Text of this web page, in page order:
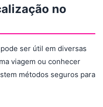
no
ser útil em diversas
viagem ou conhecer
métodos seguros para